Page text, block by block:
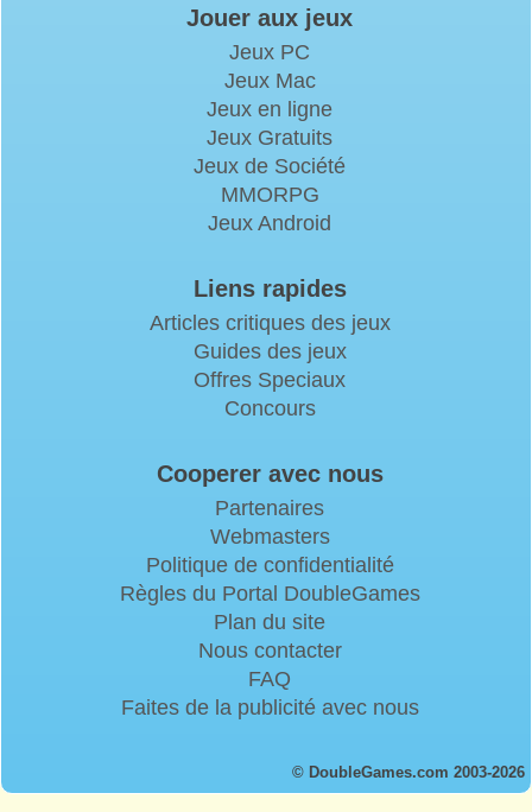
Jouer aux jeux
Jeux PC
Jeux Mac
Jeux en ligne
Jeux Gratuits
Jeux de Société
MMORPG
Jeux Android
Liens rapides
Articles critiques des jeux
Guides des jeux
Offres Speciaux
Concours
Cooperer avec nous
Partenaires
Webmasters
Politique de confidentialité
Règles du Portal DoubleGames
Plan du site
Nous contacter
FAQ
Faites de la publicité avec nous
© DoubleGames.com 2003-2026